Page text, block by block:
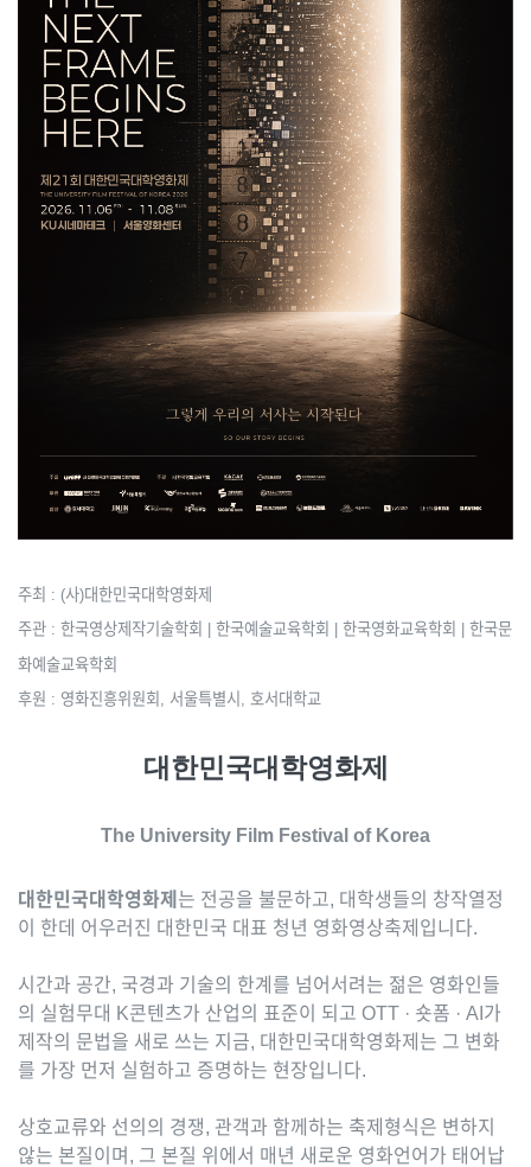
주최 : (사)대한민국대학영화제
주관 : 한국영상제작기술학회 | 한국예술교육학회 | 한국영화교육학회 | 한국문
화예술교육학회
후원 : 영화진흥위원회, 서울특별시, 호서대학교
대한민국대학영화제
The University Film Festival of Korea
대한민국대학영화제 는 전공을 불문하고, 대학생들의 창작열정
이 한데 어우러진 대한민국 대표 청년 영화영상축제입니다.
시간과 공간, 국경과 기술의 한계를 넘어서려는 젊은 영화인들
의 실험무대 K콘텐츠가 산업의 표준이 되고 OTT · 숏폼 · AI가
제작의 문법을 새로 쓰는 지금, 대한민국대학영화제는 그 변화
를 가장 먼저 실험하고 증명하는 현장입니다.
상호교류와 선의의 경쟁, 관객과 함께하는 축제형식은 변하지
않는 본질이며, 그 본질 위에서 매년 새로운 영화언어가 태어납